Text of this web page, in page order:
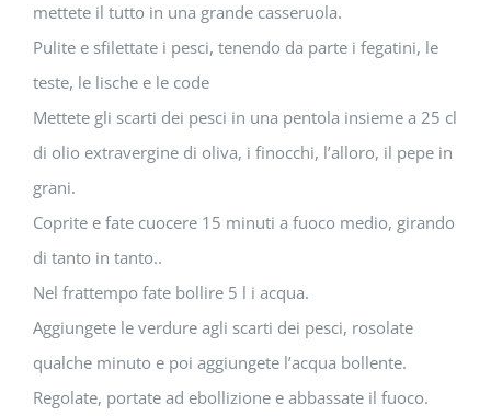
mettete il tutto in una grande casseruola.
Pulite e sfilettate i pesci, tenendo da parte i fegatini, le
teste, le lische e le code
Mettete gli scarti dei pesci in una pentola insieme a 25 cl
di olio extravergine di oliva, i finocchi, l’alloro, il pepe in
grani.
Coprite e fate cuocere 15 minuti a fuoco medio, girando
di tanto in tanto..
Nel frattempo fate bollire 5 l i acqua.
Aggiungete le verdure agli scarti dei pesci, rosolate
qualche minuto e poi aggiungete l’acqua bollente.
Regolate, portate ad ebollizione e abbassate il fuoco.